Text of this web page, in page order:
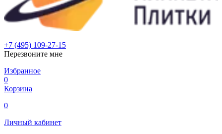
+7 (495) 109-27-15
Перезвоните мне
Избранное
0
Корзина
0
Личный кабинет